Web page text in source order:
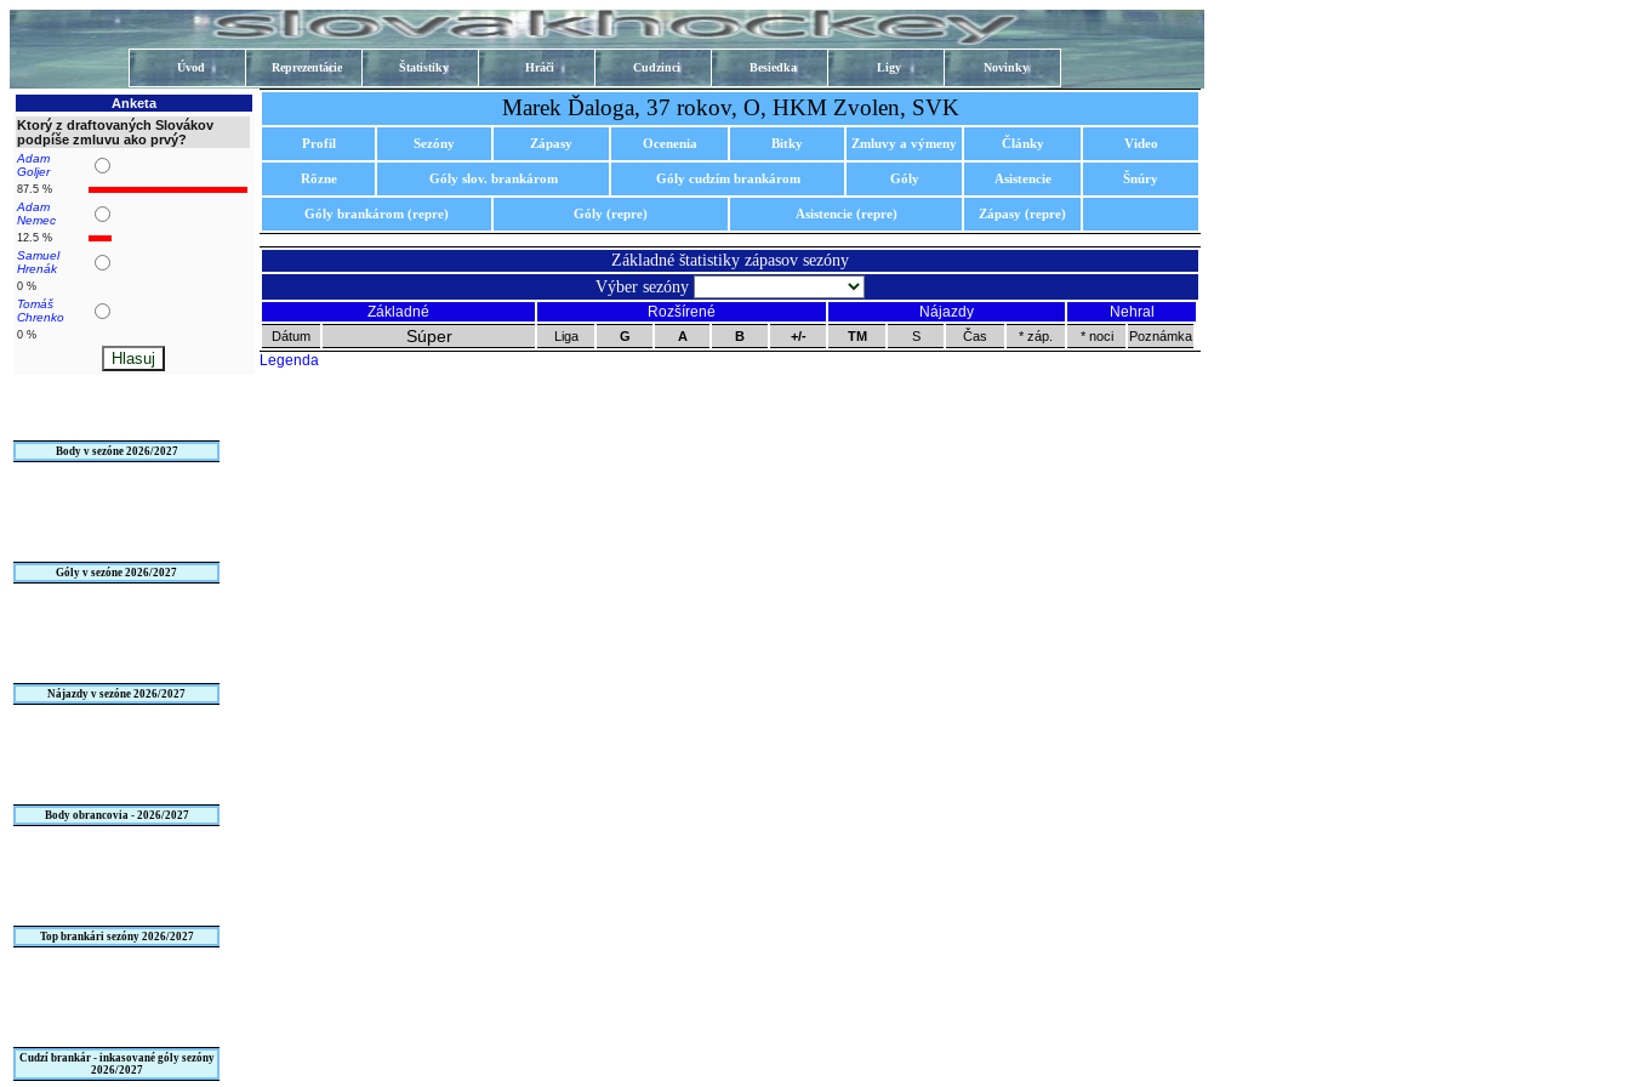
Úvod Reprezentácie Štatistiky Hráči Cudzinci Besiedka Ligy Novinky
Anketa
Ktorý z draftovaných Slovákov
podpíše zmluvu ako prvý?
Adam
Goljer
87.5 %
Adam
Nemec
12.5 %
Samuel
Hrenák
0 %
Tomáš
Chrenko
0 %
Body v sezóne 2026/2027
Góly v sezóne 2026/2027
Nájazdy v sezóne 2026/2027
Body obrancovia - 2026/2027
Top brankári sezóny 2026/2027
Cudzí brankár - inkasované góly sezóny
2026/2027
Marek Ďaloga, 37 rokov, O, HKM Zvolen, SVK
Profil Sezóny Zápasy Ocenenia Bitky Zmluvy a výmeny Články Video
Rôzne Góly slov. brankárom Góly cudzím brankárom Góly Asistencie Šnúry
Góly brankárom (repre) Góly (repre) Asistencie (repre) Zápasy (repre)
Základné štatistiky zápasov sezóny
Výber sezóny
Základné Rozšírené Nájazdy Nehral
Dátum Súper Liga G A B +/- TM S Čas * záp. * noci Poznámka
Legenda